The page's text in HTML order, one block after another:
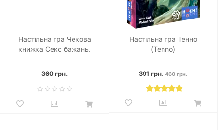
Настільна гра Чекова
книжка Секс бажань.
360 грн.
Настільна гра Тенно
(Tenno)
391 грн. 460 грн.